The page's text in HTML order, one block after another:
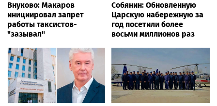
Внуково: Макаров
инициировал запрет
работы таксистов-
"зазывал"
Собянин: Обновленную
Царскую набережную за
год посетили более
восьми миллионов раз